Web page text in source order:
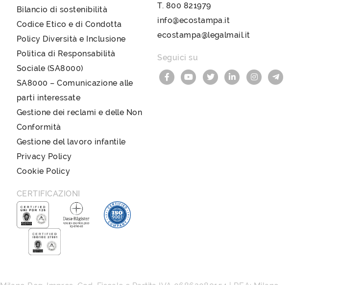
Bilancio di sostenibilità
Codice Etico e di Condotta
Policy Diversità e Inclusione
Politica di Responsabilità
Sociale (SA8000)
SA8000 – Comunicazione alle
parti interessate
Gestione dei reclami e delle Non
Conformità
Gestione del lavoro infantile
Privacy Policy
Cookie Policy
CERTIFICAZIONI
T. 800 821979
info@ecostampa.it
ecostampa@legalmail.it
Seguici su